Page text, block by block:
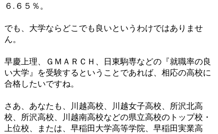
６.６５％。
でも、大学ならどこでも良いというわけではありませ
ん。
早慶上理、ＧＭＡＲＣＨ、日東駒専などの『就職率の良
い大学』を受験するということであれば、相応の高校に
合格したいですね。
さあ、あなたも、川越高校、川越女子高校、所沢北高
校、所沢高校、川越南高校などの県立高校のトップ校・
上位校、または、早稲田大学高等学院、早稲田実業高